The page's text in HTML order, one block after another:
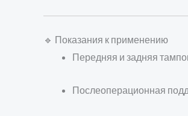
🔹 Показания к применению
Передняя и задняя
Послеоперационная